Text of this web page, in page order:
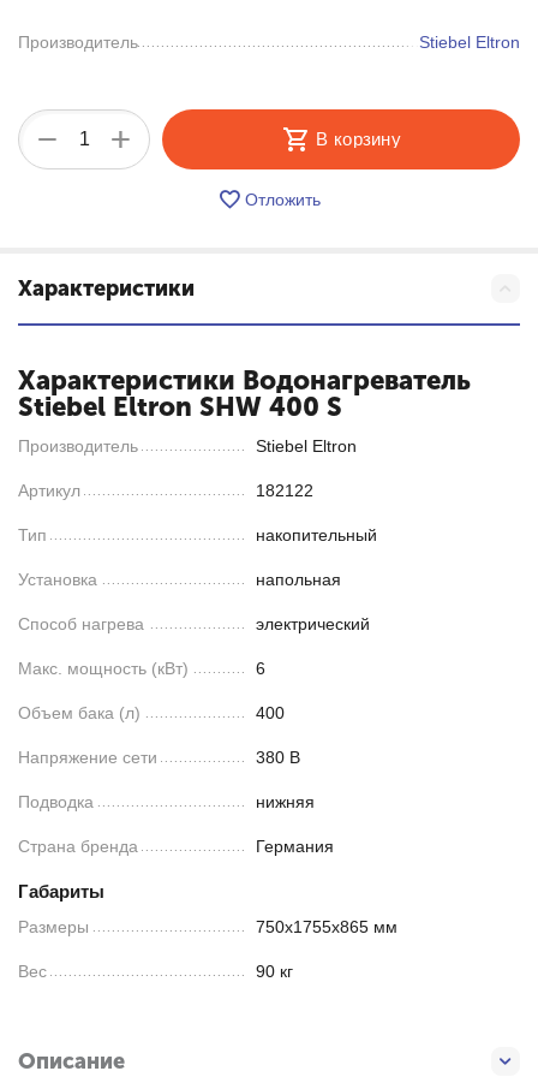
Производитель Stiebel Eltron
+
− В корзину
Отложить
Характеристики
Характеристики Водонагреватель
Stiebel Eltron SHW 400 S
Производитель Stiebel Eltron
Артикул 182122
Тип накопительный
Установка напольная
Способ нагрева электрический
Макс. мощность (кВт) 6
Объем бака (л) 400
Напряжение сети 380 В
Подводка нижняя
Страна бренда Германия
Габариты
Размеры 750х1755х865 мм
Вес 90 кг
Описание